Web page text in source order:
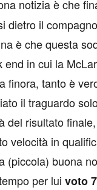
notizia è che
dietro il
è che questa
end in cui la
finora, tanto è
il traguardo
del risultato
velocità in
(piccola) buona
per lui voto 7